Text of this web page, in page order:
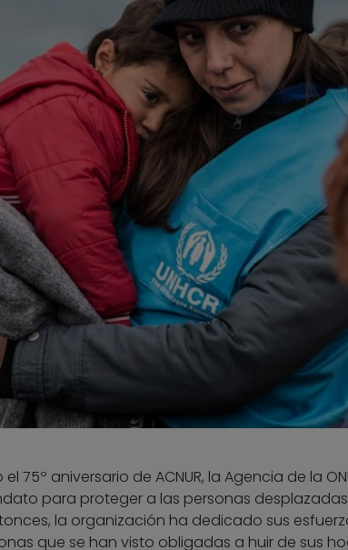
75º aniversario de ACNUR, la Agencia de la
para proteger a las personas
la organización ha dedicado sus
que se han visto obligadas a huir de sus